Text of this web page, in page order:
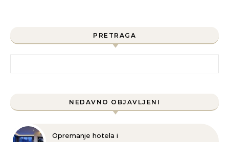
PRETRAGA
NEDAVNO OBJAVLJENI
Opremanje hotela i